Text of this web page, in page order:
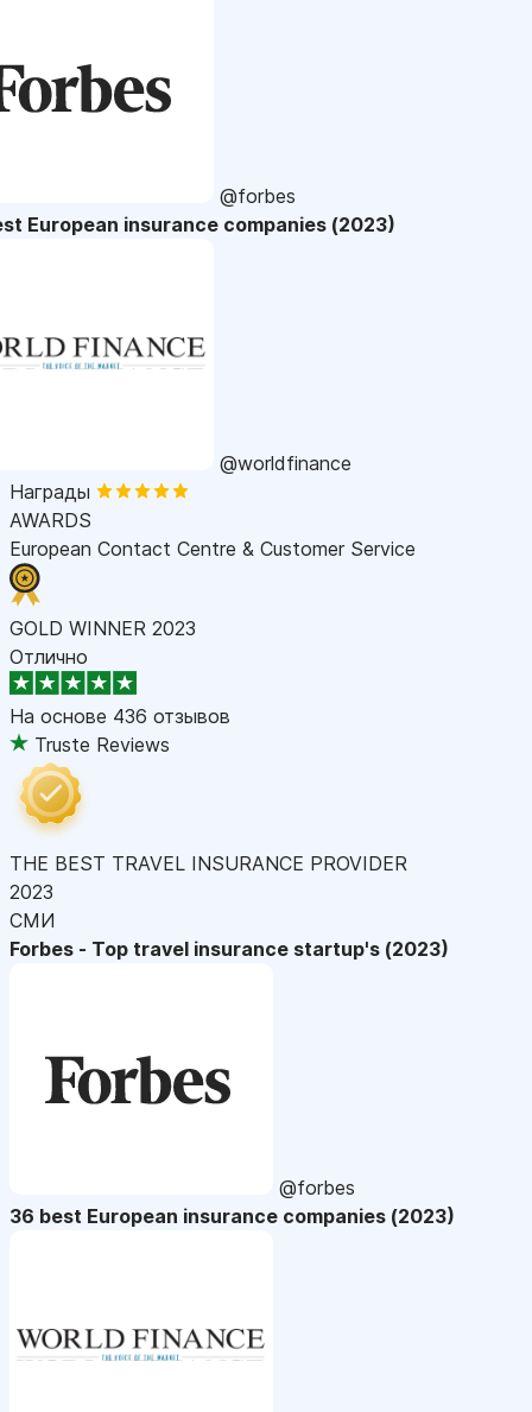
@forbes
European insurance companies (2023)
@worldfinance
Награды
AWARDS
European Contact Centre & Customer Service
GOLD WINNER 2023
Отлично
На основе 436 отзывов
Truste Reviews
THE BEST TRAVEL INSURANCE PROVIDER
2023
СМИ
Forbes - Top travel insurance startup's (2023)
@forbes
36 best European insurance companies (2023)